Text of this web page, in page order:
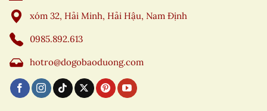
xóm 32, Hải Minh, Hải Hậu, Nam Định
0985.892.613
hotro@dogobaoduong.com